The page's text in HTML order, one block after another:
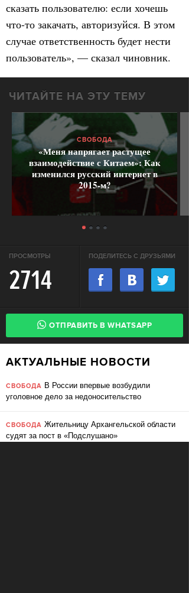
сказать пользователю: если хочешь
что-то закачать, авторизуйся. В этом
случае ответственность будет нести
пользователь», — сказал чиновник.
ЧИТАЙТЕ НА ЭТУ ТЕМУ
СВОБОДА
«Меня напрягает растущее
взаимодействие с Китаем»: Как
изменился русский интернет в
2015-м?
ПРОСМОТРЫ
2714
ПОДЕЛИТЕСЬ С ДРУЗЬЯМИ
ОТПРАВИТЬ В WHATSAPP
АКТУАЛЬНЫЕ НОВОСТИ
СВОБОДА В России впервые возбудили
уголовное дело за недоносительство
СВОБОДА Жительницу Архангельской области
судят за пост в «Подслушано»